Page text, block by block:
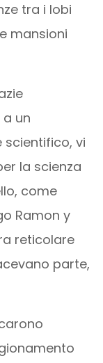
tra i lobi
mansioni
un
vi
la scienza
come
Ramon y
reticolare
parte,